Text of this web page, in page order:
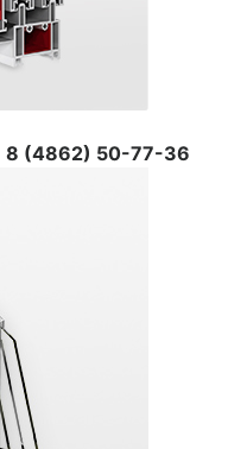
8 (4862) 50-77-36